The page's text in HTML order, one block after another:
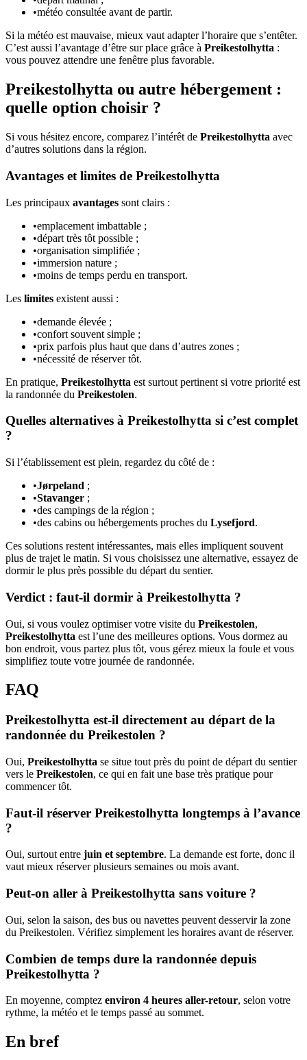
•météo consultée avant de partir.
Si la météo est mauvaise, mieux vaut adapter l’horaire que s’entêter.
C’est aussi l’avantage d’être sur place grâce à Preikestolhytta :
vous pouvez attendre une fenêtre plus favorable.
Preikestolhytta ou autre hébergement :
quelle option choisir ?
Si vous hésitez encore, comparez l’intérêt de Preikestolhytta avec
d’autres solutions dans la région.
Avantages et limites de Preikestolhytta
Les principaux avantages sont clairs :
•emplacement imbattable ;
•départ très tôt possible ;
•organisation simplifiée ;
•immersion nature ;
•moins de temps perdu en transport.
Les limites existent aussi :
•demande élevée ;
•confort souvent simple ;
•prix parfois plus haut que dans d’autres zones ;
•nécessité de réserver tôt.
En pratique, Preikestolhytta est surtout pertinent si votre priorité est
la randonnée du Preikestolen.
Quelles alternatives à Preikestolhytta si c’est complet
?
Si l’établissement est plein, regardez du côté de :
•Jørpeland ;
•Stavanger ;
•des campings de la région ;
•des cabins ou hébergements proches du Lysefjord.
Ces solutions restent intéressantes, mais elles impliquent souvent
plus de trajet le matin. Si vous choisissez une alternative, essayez de
dormir le plus près possible du départ du sentier.
Verdict : faut-il dormir à Preikestolhytta ?
Oui, si vous voulez optimiser votre visite du Preikestolen,
Preikestolhytta est l’une des meilleures options. Vous dormez au
bon endroit, vous partez plus tôt, vous gérez mieux la foule et vous
simplifiez toute votre journée de randonnée.
FAQ
Preikestolhytta est-il directement au départ de la
randonnée du Preikestolen ?
Oui, Preikestolhytta se situe tout près du point de départ du sentier
vers le Preikestolen, ce qui en fait une base très pratique pour
commencer tôt.
Faut-il réserver Preikestolhytta longtemps à l’avance
?
Oui, surtout entre juin et septembre. La demande est forte, donc il
vaut mieux réserver plusieurs semaines ou mois avant.
Peut-on aller à Preikestolhytta sans voiture ?
Oui, selon la saison, des bus ou navettes peuvent desservir la zone
du Preikestolen. Vérifiez simplement les horaires avant de réserver.
Combien de temps dure la randonnée depuis
Preikestolhytta ?
En moyenne, comptez environ 4 heures aller-retour, selon votre
rythme, la météo et le temps passé au sommet.
En bref